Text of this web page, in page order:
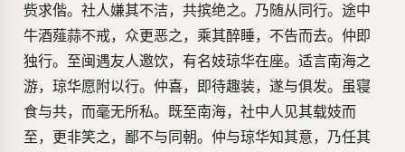
赀求偕。社人嫌其不洁，共摈绝之。乃随从同行。途中
牛酒薤蒜不戒，众更恶之，乘其醉睡，不告而去。仲即
独行。至闽遇友人邀饮，有名妓琼华在座。适言南海之
游，琼华愿附以行。仲喜，即待趣装，遂与俱发。虽寝
食与共，而毫无所私。既至南海，社中人见其载妓而
至，更非笑之，鄙不与同朝。仲与琼华知其意，乃任其